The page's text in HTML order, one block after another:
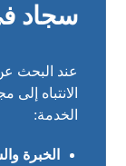
سجاد
عند البحث
الانتباه
الخدمة:
الخبرة